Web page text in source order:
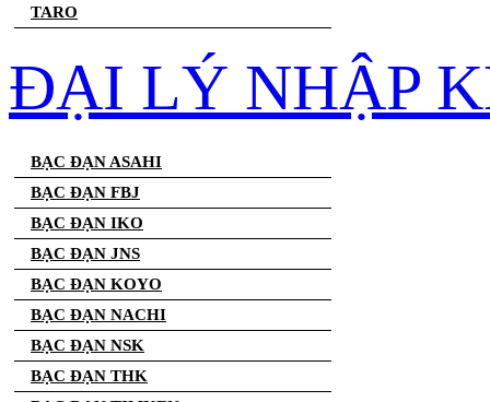
TARO
ĐẠI LÝ NHẬP
BẠC ĐẠN ASAHI
BẠC ĐẠN FBJ
BẠC ĐẠN IKO
BẠC ĐẠN JNS
BẠC ĐẠN KOYO
BẠC ĐẠN NACHI
BẠC ĐẠN NSK
BẠC ĐẠN THK